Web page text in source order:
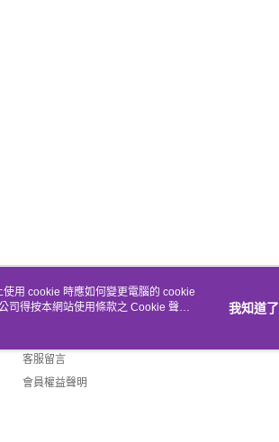
客服資訊
客服留言
會員權益聲明
用 cookie 時應如何變更電腦的 cookie
司得按本網站使用條款之 Cookie 聲明
我知道了